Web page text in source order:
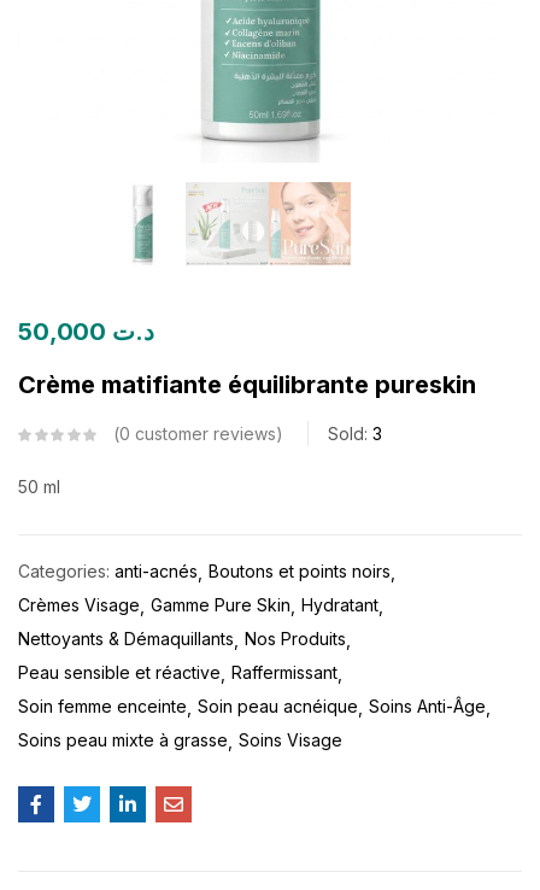
د.ت
Crème matifiante équilibrante pureskin
0 customer reviews Sold: 3
50 ml
Categories: anti-acnés Boutons et points noirs
Crèmes Visage Gamme Pure Skin Hydratant
Nettoyants & Démaquillants Nos Produits
Peau sensible et réactive Raffermissant
Soin femme enceinte Soin peau acnéique Soins Anti-Âge
Soins peau mixte à grasse Soins Visage
Create an account